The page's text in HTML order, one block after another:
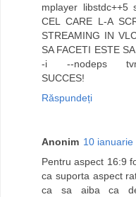
mplayer
CEL CARE L-A
STREAMING IN
SA FACETI ESTE
-i --nodeps
SUCCES!
Răspundeți
Anonim 10 ianuarie
Pentru aspect 16:9
ca suporta aspect
ca sa aiba ca